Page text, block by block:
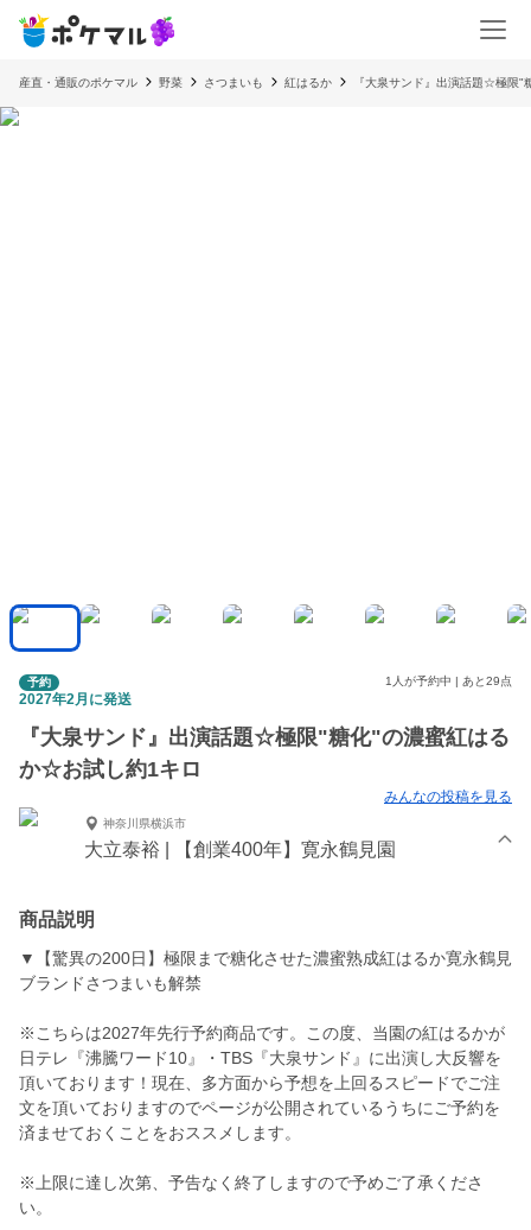
産直・通販のポケマル 野菜 さつまいも 紅はるか 『大泉サンド』出演話題☆極限
予約 1人が予約中 | あと29点
2027年2月に発送
『大泉サンド』出演話題☆極限"糖化"の濃蜜紅はる
か☆お試し約1キロ
みんなの投稿を見る
神奈川県横浜市
大立泰裕 | 【創業400年】寛永鶴見園
商品説明
▼【驚異の200日】極限まで糖化させた濃蜜熟成紅はるか寛永鶴見
ブランドさつまいも解禁
※こちらは2027年先行予約商品です。この度、当園の紅はるかが
日テレ『沸騰ワード10』・TBS『大泉サンド』に出演し大反響を
頂いております！現在、多方面から予想を上回るスピードでご注
文を頂いておりますのでページが公開されているうちにご予約を
済ませておくことをおススメします。
※上限に達し次第、予告なく終了しますので予めご了承くださ
い。